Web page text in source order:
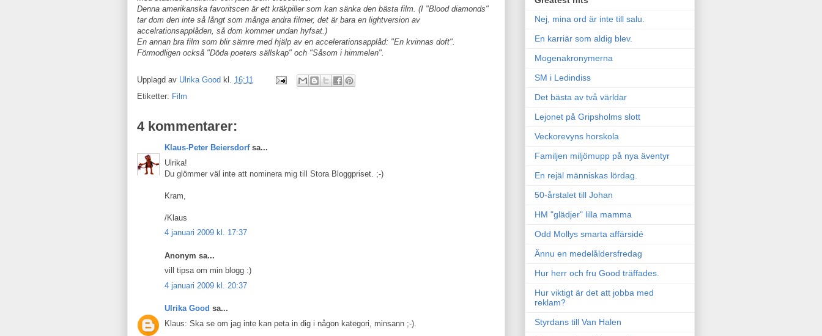
Denna amerikanska favoritscen är ett kräkpiller som kan sänka den bästa film. (I "Blood diamonds"
tar dom den inte så långt som många andra filmer, det är bara en lightversion av
accelrationsapplåden, så dom kommer undan hyfsat.)
En annan bra film som blir sämre med hjälp av en accelerationsapplåd: "En kvinnas doft".
Förmodligen också "Döda poeters sällskap" och "Såsom i himmelen".
Upplagd av Ulrika Good kl. 16:11
Etiketter: Film
4 kommentarer:
Klaus-Peter Beiersdorfsa...
Ulrika!
Du glömmer väl inte att nominera mig till Stora Bloggpriset. ;-)
Kram,
/Klaus
4 januari 2009 kl. 17:37
Anonym sa...
vill tipsa om min blogg :)
4 januari 2009 kl. 20:37
Ulrika Good sa...
Klaus: Ska se om jag inte kan peta in dig i någon kategori, minsann ;-).
Nej, mina ord är inte till salu.
En karriär som aldig blev.
Mogenakronymerna
SM i Ledindiss
Det bästa av två världar
Lejonet på Gripsholms slott
Veckorevyns horskola
Familjen miljömupp på nya äventyr
En rejäl människas lördag.
50-årstalet till Johan
HM "glädjer" lilla mamma
Odd Mollys smarta affärsidé
Ännu en medelåldersfredag
Hur herr och fru Good träffades.
Hur viktigt är det att jobba med
reklam?
Styrdans till Van Halen